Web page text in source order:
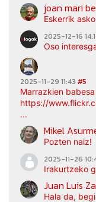
joan mari
Eskerrik
2025-12-16
Oso
2025-11-29 11:43 #5
Marrazkien
https://
...
Mikel
Pozten naiz!
2025-11-26
Irakurtzeko
Juan Luis
Hala da,